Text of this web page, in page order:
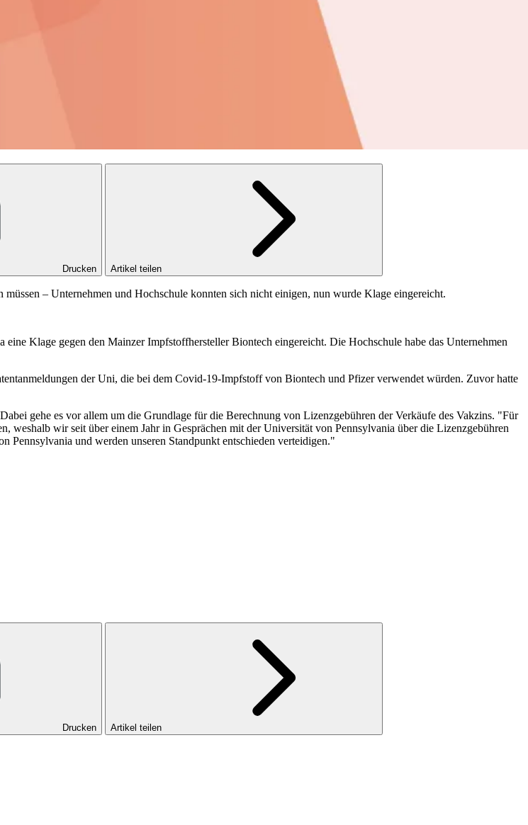
Drucken Artikel teilen
– Unternehmen und Hochschule konnten sich nicht einigen, nun wurde Klage eingereicht.
Klage gegen den Mainzer Impfstoffhersteller Biontech eingereicht. Die Hochschule habe das Unternehmen
der Uni, die bei dem Covid-19-Impfstoff von Biontech und Pfizer verwendet würden. Zuvor hatte
gehe es vor allem um die Grundlage für die Berechnung von Lizenzgebühren der Verkäufe des Vakzins. "Für
weshalb wir seit über einem Jahr in Gesprächen mit der Universität von Pennsylvania über die Lizenzgebühren
und werden unseren Standpunkt entschieden verteidigen."
Drucken Artikel teilen